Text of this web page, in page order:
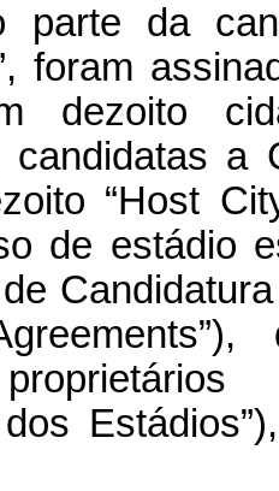
da
foram
dezoito
candidatas
“Host
de estádio
dos